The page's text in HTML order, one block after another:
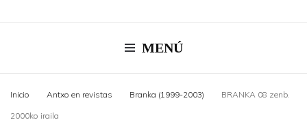
MENÚ
Inicio Antxo en revistas Branka (1999-2003) BRANKA 08 zenb.
2000ko iraila